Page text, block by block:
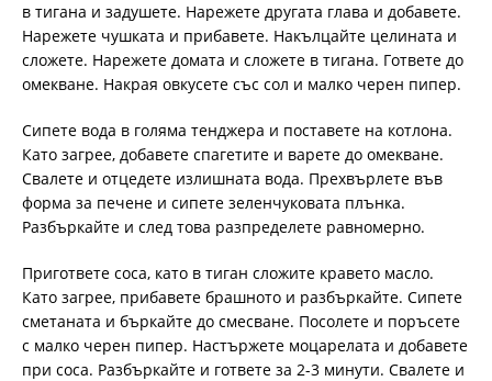
в тигана и задушете. Нарежете другата глава и добавете.
Нарежете чушката и прибавете. Накълцайте целината и
сложете. Нарежете домата и сложете в тигана. Гответе до
омекване. Накрая овкусете със сол и малко черен пипер.
Сипете вода в голяма тенджера и поставете на котлона.
Като загрее, добавете спагетите и варете до омекване.
Свалете и отцедете излишната вода. Прехвърлете във
форма за печене и сипете зеленчуковата плънка.
Разбъркайте и след това разпределете равномерно.
Пригответе соса, като в тиган сложите кравето масло.
Като загрее, прибавете брашното и разбъркайте. Сипете
сметаната и бъркайте до смесване. Посолете и поръсете
с малко черен пипер. Настържете моцарелата и добавете
при соса. Разбъркайте и гответе за 2-3 минути. Свалете и